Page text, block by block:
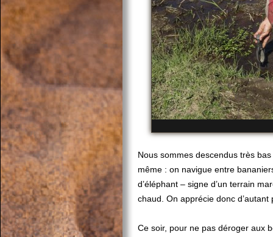
Nous sommes descendus très
même : on navigue entre
d’éléphant – signe d’un terrain
chaud. On apprécie donc
Ce soir, pour ne pas déroger aux